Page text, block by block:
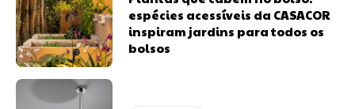
espécies acessíveis da CASACOR
inspiram jardins para todos os
bolsos